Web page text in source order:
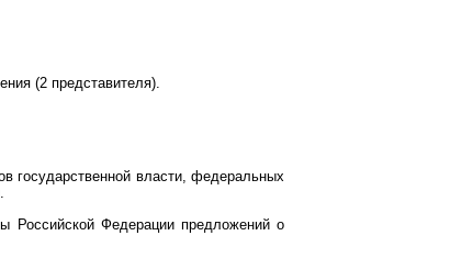
(2 представителя).
государственной власти, федеральных
Российской Федерации предложений о